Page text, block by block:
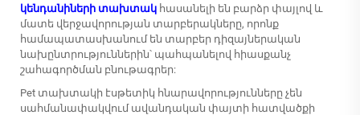
կենդանիների տախտակ հասանելի են բարձր փայլով և
մատե վերջավորության տարբերակները, որոնք
համապատասխանում են տարբեր դիզայներական
նախընտրություններին՝ պահպանելով հիասքանչ
շահագործման բնութագրեր:
Pet տախտակի էսթետիկ հնարավորությունները չեն
սահմանափակվում ավանդական փայտի հատվածքի